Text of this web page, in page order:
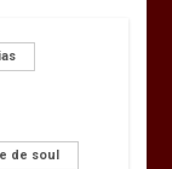
de soul